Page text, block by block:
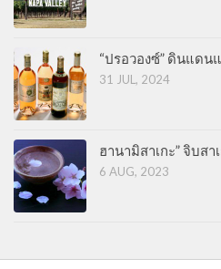
“ปรอวองซ์” ดินแดน
31 JUL, 2024
ฮานามิสาเกะ” จิบส
6 AUG, 2023